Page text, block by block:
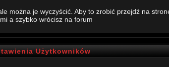
można je wyczyścić. Aby to zrobić przejdź na
a szybko wrócisz na forum
Użytkowników